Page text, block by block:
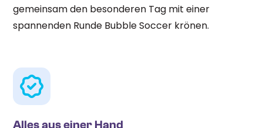
gemeinsam den besonderen Tag mit einer
spannenden Runde Bubble Soccer krönen.
Alles aus einer Hand